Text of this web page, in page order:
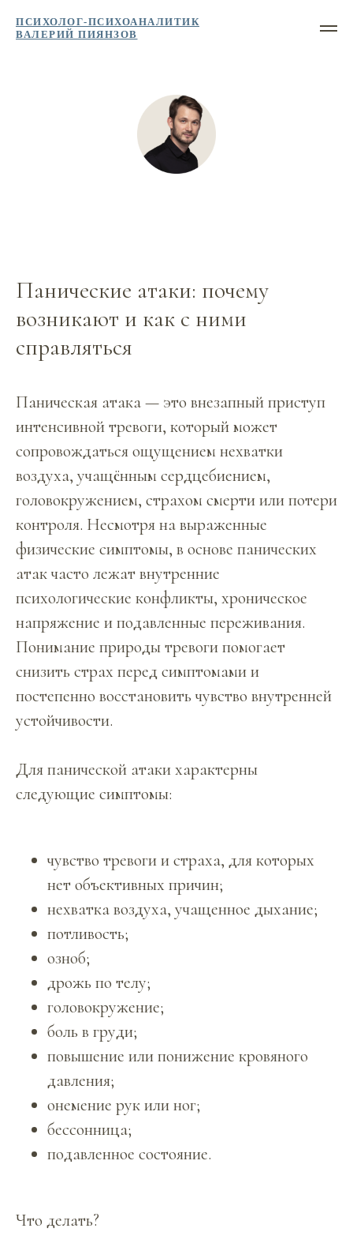
ПСИХОЛОГ-ПСИХОАНАЛИТИК
ВАЛЕРИЙ ПИЯНЗОВ
Панические атаки: почему
возникают и как с ними
справляться
Паническая атака — это внезапный приступ
интенсивной тревоги, который может
сопровождаться ощущением нехватки
воздуха, учащённым сердцебиением,
головокружением, страхом смерти или потери
контроля. Несмотря на выраженные
физические симптомы, в основе панических
атак часто лежат внутренние
психологические конфликты, хроническое
напряжение и подавленные переживания.
Понимание природы тревоги помогает
снизить страх перед симптомами и
постепенно восстановить чувство внутренней
устойчивости.
Для панической атаки характерны
следующие симптомы:
чувство тревоги и страха, для которых
нет объективных причин;
нехватка воздуха, учащенное дыхание;
потливость;
озноб;
дрожь по телу;
головокружение;
боль в груди;
повышение или понижение кровяного
давления;
онемение рук или ног;
бессонница;
подавленное состояние.
Что делать?